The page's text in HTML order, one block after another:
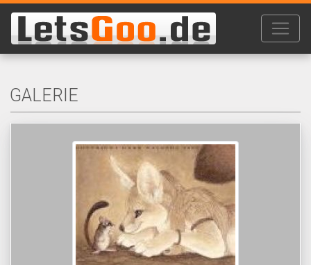
GALERIE